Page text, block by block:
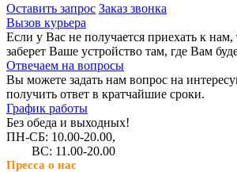
Оставить запрос Заказ звонка
Вызов курьера
Если у Вас не получается приехать к
заберет Ваше устройство там, где Вам
Отвечаем на вопросы
Вы можете задать нам вопрос на
получить ответ в кратчайшие сроки.
График работы
Без обеда и выходных!
ПН-СБ: 10.00-20.00,
ВС: 11.00-20.00
Пресса о нас